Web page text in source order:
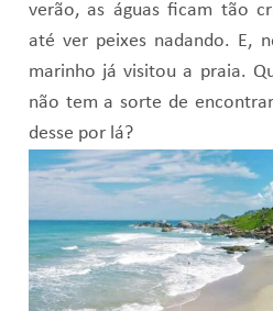
verão, as águas ficam tão
até ver peixes nadando. E,
marinho já visitou a praia.
não tem a sorte de
desse por lá?